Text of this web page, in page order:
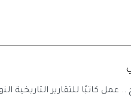
.. عمل كاتبًا للتقارير التاريخية